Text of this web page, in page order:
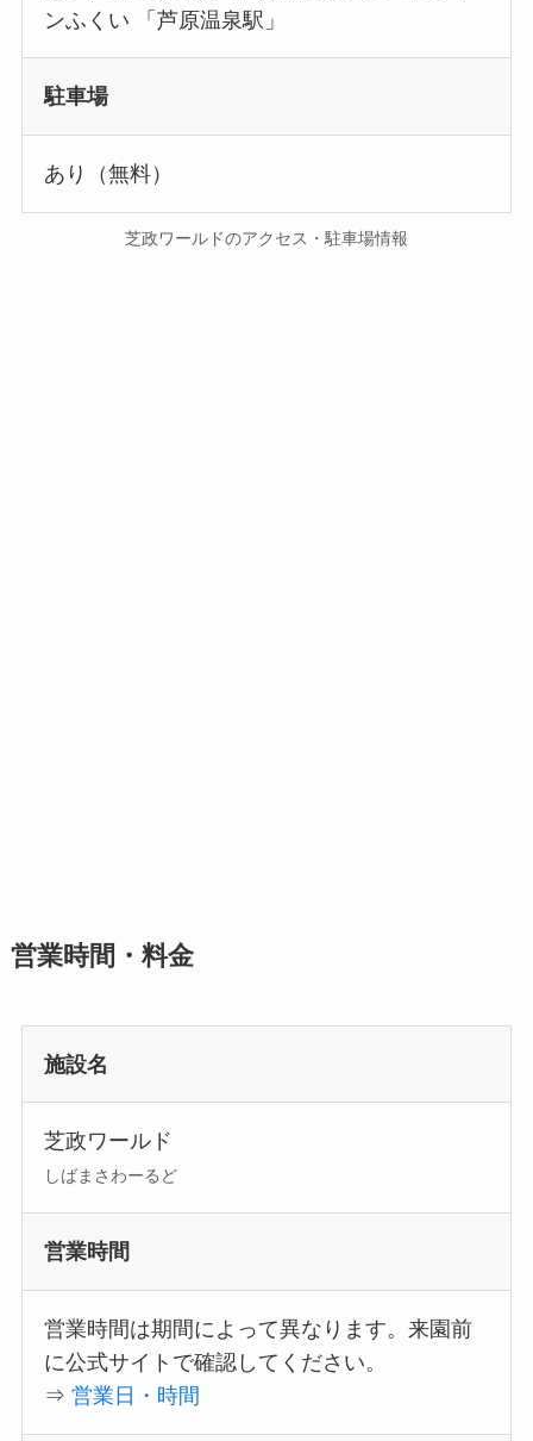
ンふくい 「芦原温泉駅」
駐車場
あり（無料）
芝政ワールドのアクセス・駐車場情報
営業時間・料金
施設名
芝政ワールド
しばまさわーるど
営業時間
営業時間は期間によって異なります。来園前
に公式サイトで確認してください。
⇒ 営業日・時間